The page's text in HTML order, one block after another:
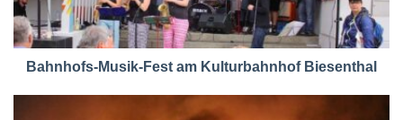
Bahnhofs-Musik-Fest am Kulturbahnhof Biesenthal